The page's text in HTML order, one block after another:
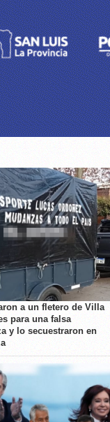
a un fletero de Villa
para una falsa
y lo secuestraron en